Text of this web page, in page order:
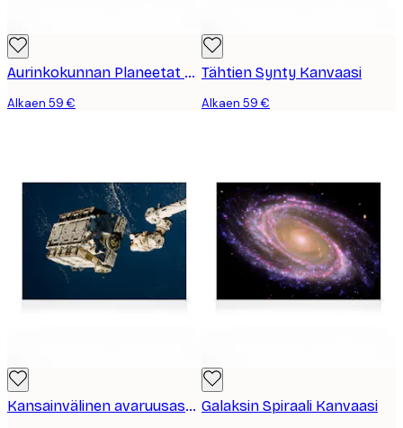
Aurinkokunnan Planeetat Kanvaasi
Alkaen 59 €
Tähtien Synty Kanvaasi
Alkaen 59 €
Kansainvälinen avaruusasema Kanvaasi Galaksin Spiraali Kanvaasi